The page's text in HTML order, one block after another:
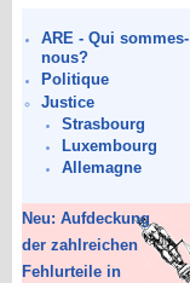
ARE - Qui sommes-
nous?
Politique
Justice
Strasbourg
Luxembourg
Allemagne
Neu: Aufdeckung
der zahlreichen
Fehlurteile in